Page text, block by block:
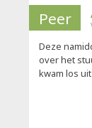
Peer
Deze
over het
kwam los